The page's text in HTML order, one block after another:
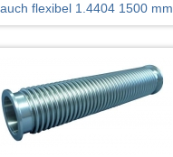
flexibel 1.4404 1500 mm